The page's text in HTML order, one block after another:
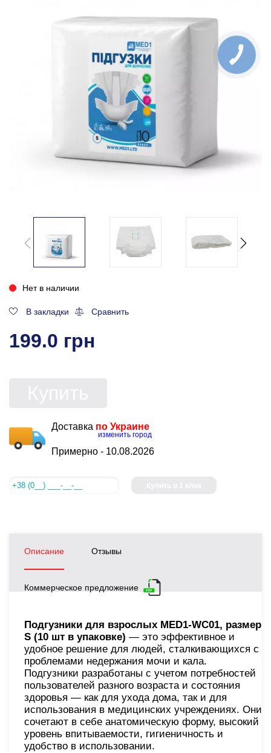
Нет в наличии
В закладки Сравнить
199.0 грн
Доставка по Украине
изменить город
Примерно - 10.08.2026
Описание Отзывы
Коммерческое предложение
Подгузники для взрослых MED1-WC01, размер
S (10 шт в упаковке) — это эффективное и
удобное решение для людей, сталкивающихся с
проблемами недержания мочи и кала.
Подгузники разработаны с учетом потребностей
пользователей разного возраста и состояния
здоровья — как для ухода дома, так и для
использования в медицинских учреждениях. Они
сочетают в себе анатомическую форму, высокий
уровень впитываемости, гигиеничность и
удобство в использовании.